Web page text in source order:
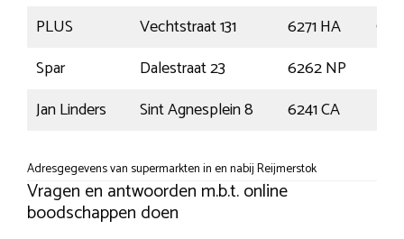
PLUS
Vechtstraat 131 6271 HA
Spar
Dalestraat 23 6262 NP
Jan Linders
Sint Agnesplein 8 6241 CA
Adresgegevens van supermarkten in en nabij Reijmerstok
Vragen en antwoorden m.b.t. online
boodschappen doen